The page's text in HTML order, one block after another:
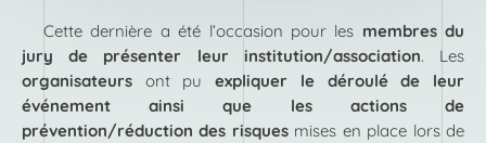
Cette dernière a été l’occasion pour les membres du
jury de présenter leur institution/association. Les
organisateurs ont puexpliquer le déroulé de leur
événement ainsi que les actions de
prévention/réduction des risquesmises en place lors de